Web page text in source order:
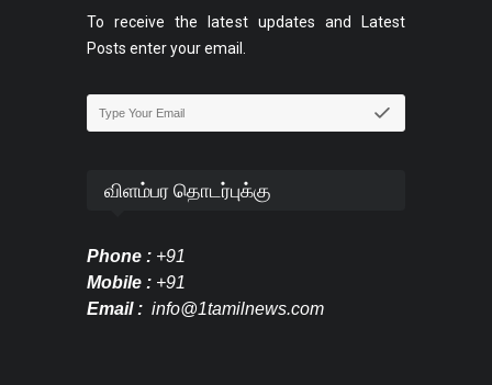
To receive the latest updates and Latest
Posts enter your email.
விளம்பர தொடர்புக்கு
Phone : +91
Mobile : +91
Email : info@1tamilnews.com